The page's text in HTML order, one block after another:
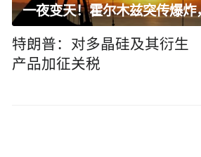
一夜变天！霍尔木兹突传爆炸
特朗普：对多晶硅及其衍生
产品加征关税